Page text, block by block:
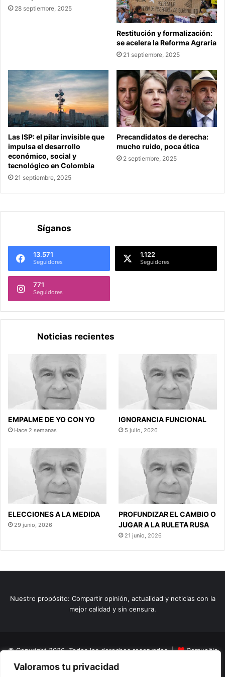
Valoramos tu privacidad
28 septiembre, 2025
Restitución y formalización:
se acelera la Reforma Agraria
21 septiembre, 2025
Las ISP: el pilar invisible que
impulsa el desarrollo
económico, social y
tecnológico en Colombia
21 septiembre, 2025
Precandidatos de derecha:
mucho ruido, poca ética
2 septiembre, 2025
Síganos
13.571
Seguidores
1.122
Seguidores
771
Seguidores
Noticias recientes
EMPALME DE YO CON YO
Hace 2 semanas
IGNORANCIA FUNCIONAL
5 julio, 2026
ELECCIONES A LA MEDIDA
29 junio, 2026
PROFUNDIZAR EL CAMBIO O
JUGAR A LA RULETA RUSA
21 junio, 2026
Nuestro propósito: Compartir opinión, actualidad y noticias con la
mejor calidad y sin censura.
© Copyright 2026, Todos los derechos reservados |
Comunitic
SAS BICNit 901228106